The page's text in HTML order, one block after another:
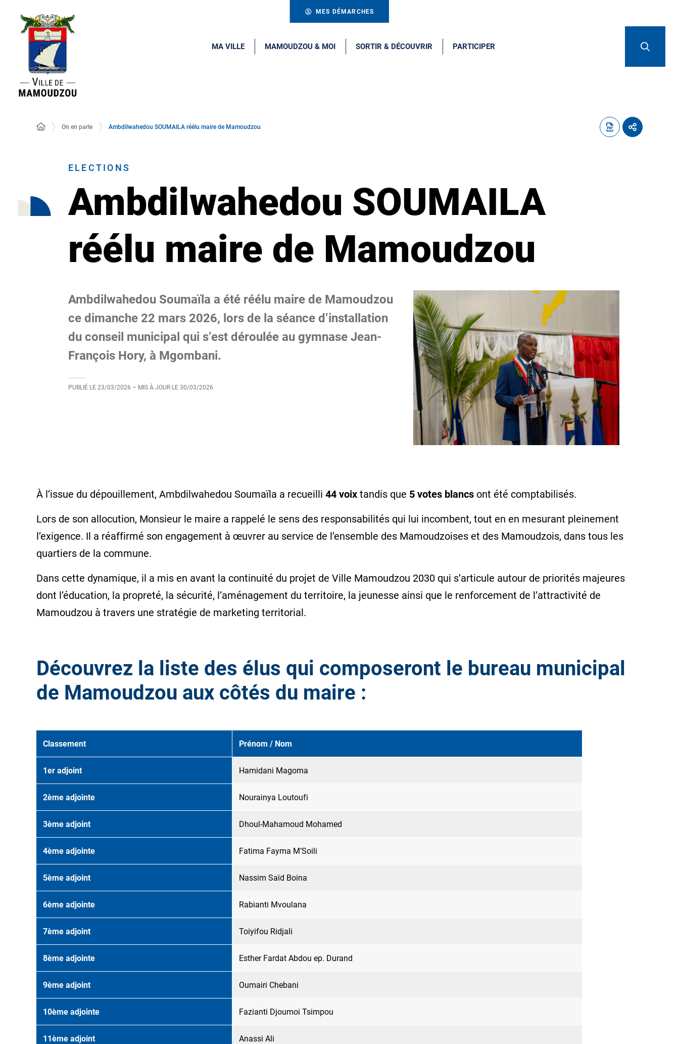
MES DÉMARCHES
MA VILLE MAMOUDZOU & MOI SORTIR & DÉCOUVRIR PARTICIPER
On en parle Ambdilwahedou SOUMAILA réélu maire de Mamoudzou
ELECTIONS
Ambdilwahedou SOUMAILA
réélu maire de Mamoudzou
Ambdilwahedou Soumaïla a été réélu maire de Mamoudzou
ce dimanche 22 mars 2026, lors de la séance d’installation
du conseil municipal qui s’est déroulée au gymnase Jean-
François Hory, à Mgombani.
PUBLIÉ LE 23/03/2026 – MIS À JOUR LE 30/03/2026
À l’issue du dépouillement, Ambdilwahedou Soumaïla a recueilli 44 voix tandis que 5 votes blancs ont été comptabilisés.
Lors de son allocution, Monsieur le maire a rappelé le sens des responsabilités qui lui incombent, tout en en mesurant pleinement
l’exigence. Il a réaffirmé son engagement à œuvrer au service de l’ensemble des Mamoudzoises et des Mamoudzois, dans tous les
quartiers de la commune.
Dans cette dynamique, il a mis en avant la continuité du projet de Ville Mamoudzou 2030 qui s’articule autour de priorités majeures
dont l’éducation, la propreté, la sécurité, l’aménagement du territoire, la jeunesse ainsi que le renforcement de l’attractivité de
Mamoudzou à travers une stratégie de marketing territorial.
Découvrez la liste des élus qui composeront le bureau municipal
de Mamoudzou aux côtés du maire :
Classement Prénom / Nom
1er adjoint Hamidani Magoma
2ème adjointe Nourainya Loutoufi
3ème adjoint Dhoul-Mahamoud Mohamed
4ème adjointe Fatima Fayma M’Soili
5ème adjoint Nassim Saïd Boina
6ème adjointe Rabianti Mvoulana
7ème adjoint Toiyifou Ridjali
8ème adjointe Esther Fardat Abdou ep. Durand
9ème adjoint Oumairi Chebani
10ème adjointe Fazianti Djoumoi Tsimpou
11ème adjoint Anassi Ali